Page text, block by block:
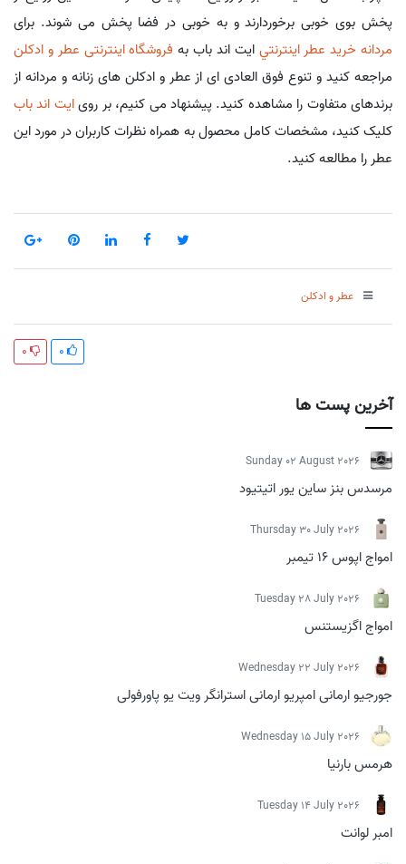
آخرین پست ها
Sunday 02 August 2026
مرسدس بنز ساین یور اتیتیود
Thursday 30 July 2026
امواج اپوس 16 تیمبر
Tuesday 28 July 2026
امواج اگزیستنس
Wednesday 22 July 2026
جورجیو ارمانی امپریو ارمانی استرانگر ویت یو پاورفولی
Wednesday 15 July 2026
هرمس بارنیا
Tuesday 14 July 2026
امبر لوانت
پخش بوی خوبی برخوردارند و به خوبی در فضا پخش می شوند. برای
مردانه خريد عطر اينترنتي ایت اند باب به فروشگاه اینترنتی عطر و ادکلن
مراجعه کنید و تنوع فوق العادی ای از عطر و ادکلن های زنانه و مردانه از
برندهای متفاوت را مشاهده کنید. پیشنهاد می کنیم، بر رویایت اند باب
کلیک کنید، مشخصات کامل محصول به همراه نظرات کاربران در مورد این
عطر را مطالعه کنید.
عطر و ادکلن